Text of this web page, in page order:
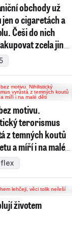
obchody už
jen o cigaretách a
Češi do nich
zcela jiné
motivu.
terorismus
z temných koutů
a míří i na malé
životem